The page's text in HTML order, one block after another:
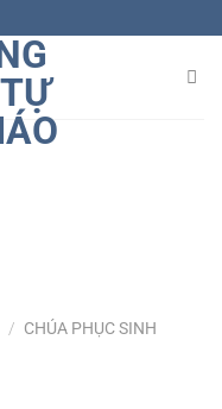
/ CHÚA PHỤC SINH